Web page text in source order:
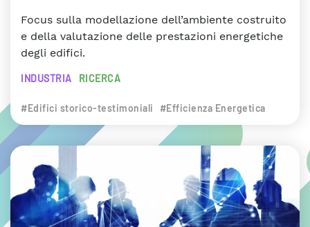
Focus sulla modellazione dell’ambiente costruito
e della valutazione delle prestazioni energetiche
degli edifici.
INDUSTRIA RICERCA
#Edifici storico-testimoniali #Efficienza Energetica